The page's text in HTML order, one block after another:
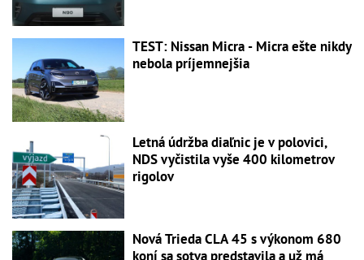
TEST: Nissan Micra - Micra ešte nikdy
nebola príjemnejšia
Letná údržba diaľnic je v polovici,
NDS vyčistila vyše 400 kilometrov
rigolov
Nová Trieda CLA 45 s výkonom 680
koní sa sotva predstavila a už má